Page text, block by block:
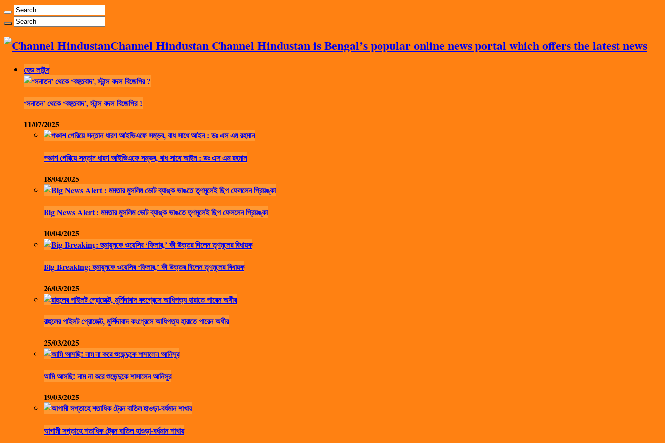
Channel Hindustan Channel Hindustan is Bengal’s popular online news portal which offers the latest news
হেড লাইন্স
‘সনাতন’ থেকে ‘বহুতবাদ’, স্টান্স বদল বিজেপির ?
11/07/2025
পঞ্চাশ পেরিয়ে সন্তান ধারণ আইভিএফে সম্ভব, বাধ সাধে আইন : ডঃ এস এম রহমান
18/04/2025
Big News Alert : মমতার মুসলিম ভোট ব্যাঙ্ক ভাঙতে তৃণমূলেই ছিপ ফেললেন প্রিয়ঙ্কা
10/04/2025
Big Breaking: হুমায়ুনকে ওয়েসির ‘ফিলার,’ কী উত্তর দিলেন তৃণমূলের বিধায়ক
26/03/2025
রাহুলের পাইলট প্রোজেক্ট, মুর্শিদাবাদ কংগ্রেসে আধিপত্য হারাতে পারেন অধীর
25/03/2025
আমি আসছি! নাম না করে শুভেন্দুকে শাসালেন আনিসুর
19/03/2025
আগামী সপ্তাহে শতাধিক ট্রেন বাতিল হাওড়া-বর্ধমান শাখায়